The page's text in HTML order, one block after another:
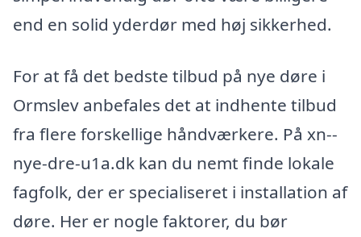
end en solid yderdør med høj sikkerhed.
For at få det bedste tilbud på nye døre i
Ormslev anbefales det at indhente tilbud
fra flere forskellige håndværkere. På xn--
nye-dre-u1a.dk kan du nemt finde lokale
fagfolk, der er specialiseret i installation af
døre. Her er nogle faktorer, du bør